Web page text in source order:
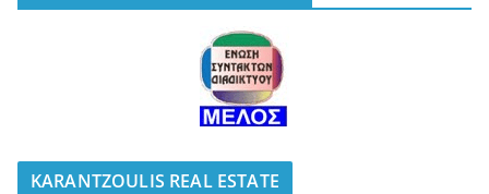
KARANTZOULIS REAL ESTATE